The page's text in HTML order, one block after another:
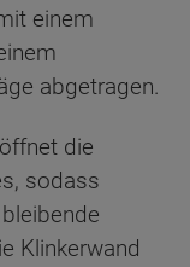
einem
abgetragen.
die
sodass
Klinkerwand